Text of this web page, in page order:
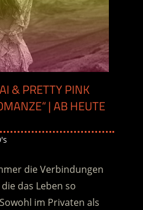
& PRETTY PINK
| AB HEUTE
die Verbindungen
das Leben so
im Privaten als